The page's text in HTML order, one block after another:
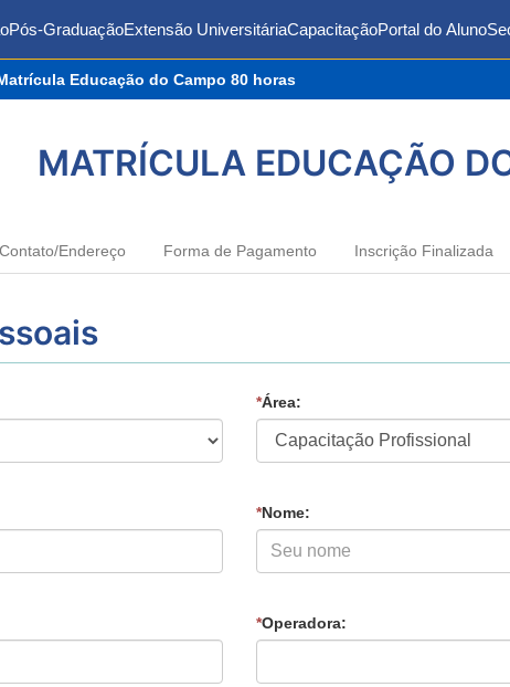
Pós-GraduaçãoExtensão UniversitáriaCapacitaçãoPortal do Aluno
Educação do Campo 80 horas
MATRÍCULA EDUCAÇÃO
Contato/Endereço Forma de Pagamento Inscrição Finalizada
*Área:
*Nome:
*Operadora: